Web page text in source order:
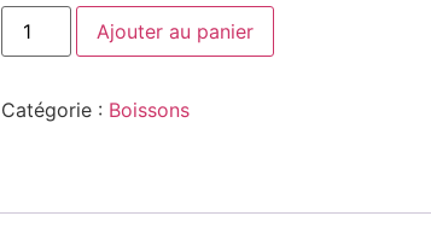
Ajouter au panier
Catégorie : Boissons